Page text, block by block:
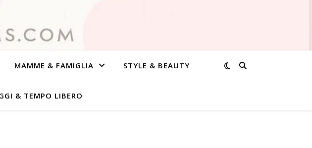
MAMME & FAMIGLIA STYLE & BEAUTY
& TEMPO LIBERO